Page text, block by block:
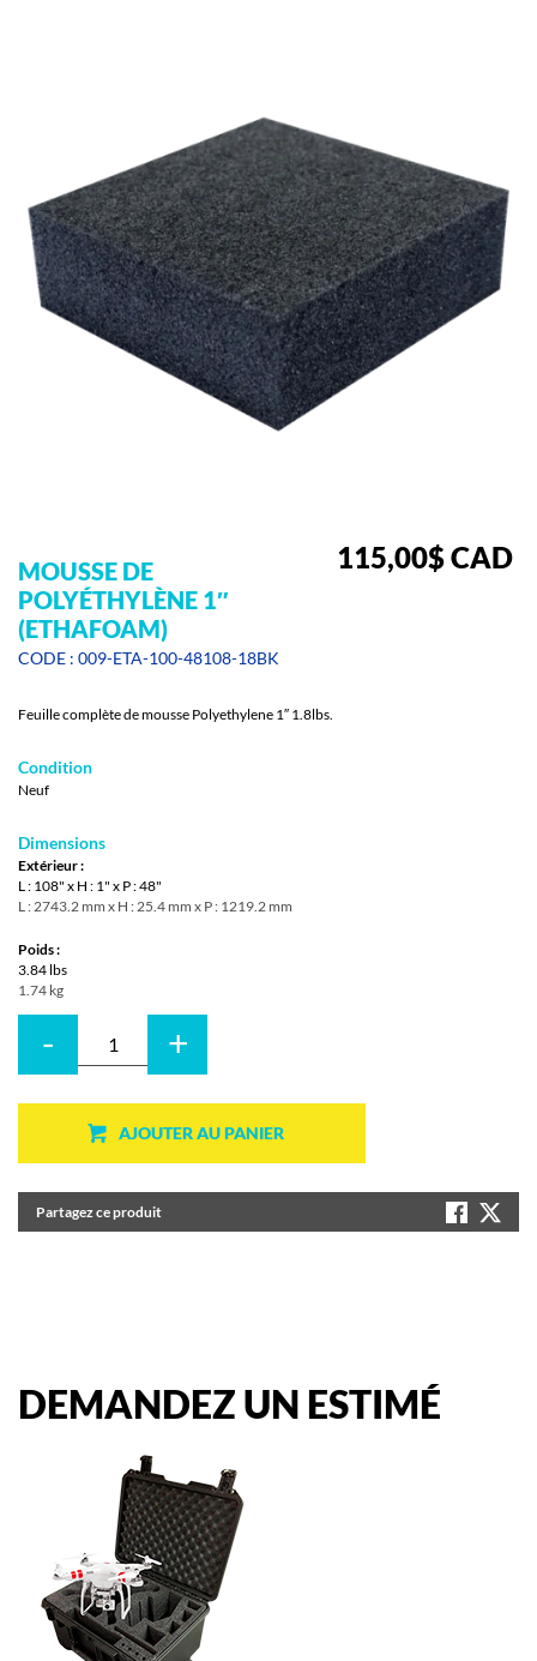
MOUSSE DE
POLYÉTHYLÈNE 1″
(ETHAFOAM)
CODE : 009-ETA-100-48108-18BK
Feuille complète de mousse Polyethylene 1″ 1.8lbs.
Condition
Neuf
Dimensions
Extérieur :
L : 108" x H : 1" x P : 48"
L : 2743.2 mm x H : 25.4 mm x P : 1219.2 mm
Poids :
3.84 lbs
1.74 kg
115,00$CAD
- +
AJOUTER AU PANIER
Partagez ce produit
DEMANDEZ UN ESTIMÉ